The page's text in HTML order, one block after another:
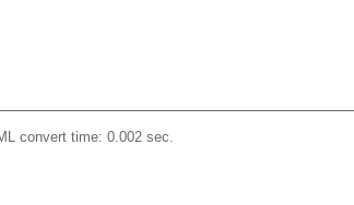
convert time: 0.002 sec.